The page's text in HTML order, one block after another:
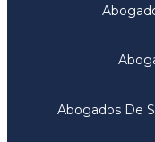
Abogados De